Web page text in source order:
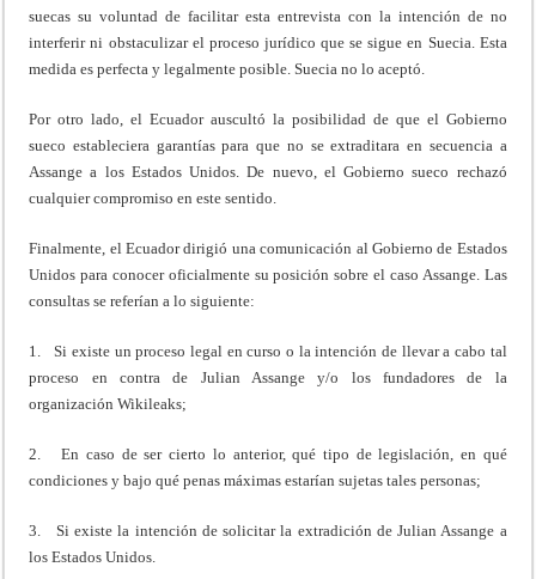
suecas su voluntad de facilitar esta entrevista con la intención de no
interferir ni obstaculizar el proceso jurídico que se sigue en Suecia. Esta
medida es perfecta y legalmente posible. Suecia no lo aceptó.
Por otro lado, el Ecuador auscultó la posibilidad de que el Gobierno
sueco estableciera garantías para que no se extraditara en secuencia a
Assange a los Estados Unidos. De nuevo, el Gobierno sueco rechazó
cualquier compromiso en este sentido.
Finalmente, el Ecuador dirigió una comunicación al Gobierno de Estados
Unidos para conocer oficialmente su posición sobre el caso Assange. Las
consultas se referían a lo siguiente:
1. Si existe un proceso legal en curso o la intención de llevar a cabo tal
proceso en contra de Julian Assange y/o los fundadores de la
organización Wikileaks;
2. En caso de ser cierto lo anterior, qué tipo de legislación, en qué
condiciones y bajo qué penas máximas estarían sujetas tales personas;
3. Si existe la intención de solicitar la extradición de Julian Assange a
los Estados Unidos.